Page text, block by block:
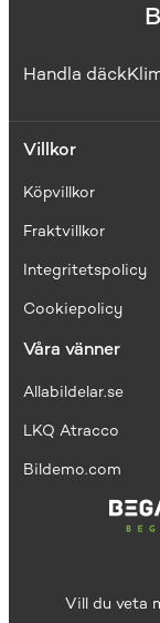
Handla däck
Villkor
Köpvillkor
Fraktvillkor
Integritetspolicy
Cookiepolicy
Våra vänner
Allabildelar.se
LKQ Atracco
Bildemo.com
Vill du veta